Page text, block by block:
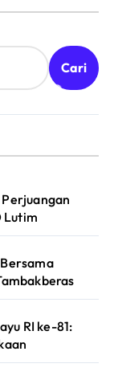
Cari
Lutim
RI ke-81: